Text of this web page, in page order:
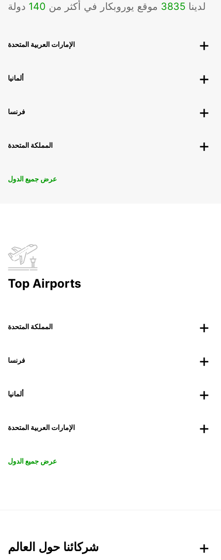
لدينا 3835 موقع يوروبكار في أكثر من 140 دولة
الإمارات العربية المتحدة
ألمانيا
فرنسا
المملكة المتحدة
عرض جميع الدول
Top Airports
المملكة المتحدة
فرنسا
ألمانيا
الإمارات العربية المتحدة
عرض جميع الدول
شركائنا حول العالم